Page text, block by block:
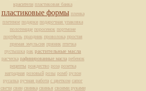
красители пластиковая банка
пластиковые формы пленка
плетеное подарки подарочная упаковка
полотенцце поросенок портмоне
портфель праздник проволока простая
прямая эмульсия пряник птичка
пустышка рак растительные масла
расческа рафинированные масла ребенок
рецепты рождество роза розетка
наградная розовый розы ромб рулон
русалка ручная работа с цветком сапог
свечи свин свинка свинья своими руками